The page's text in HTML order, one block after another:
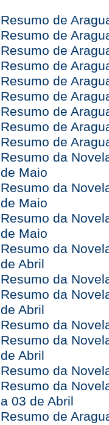
Resumo de
Resumo de
Resumo de
Resumo de
Resumo de
Resumo de
Resumo de
Resumo de
Resumo de
Resumo da
de Maio
Resumo da
de Maio
Resumo da
de Maio
Resumo da
de Abril
Resumo da
Resumo da
de Abril
Resumo da
Resumo da
de Abril
Resumo da
Resumo da
a 03 de Abril
Resumo de